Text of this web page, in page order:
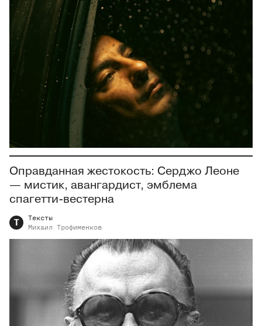
Оправданная жестокость: Серджо Леоне
— мистик, авангардист, эмблема
спагетти-вестерна
Т
Тексты
Михаил
Трофименков